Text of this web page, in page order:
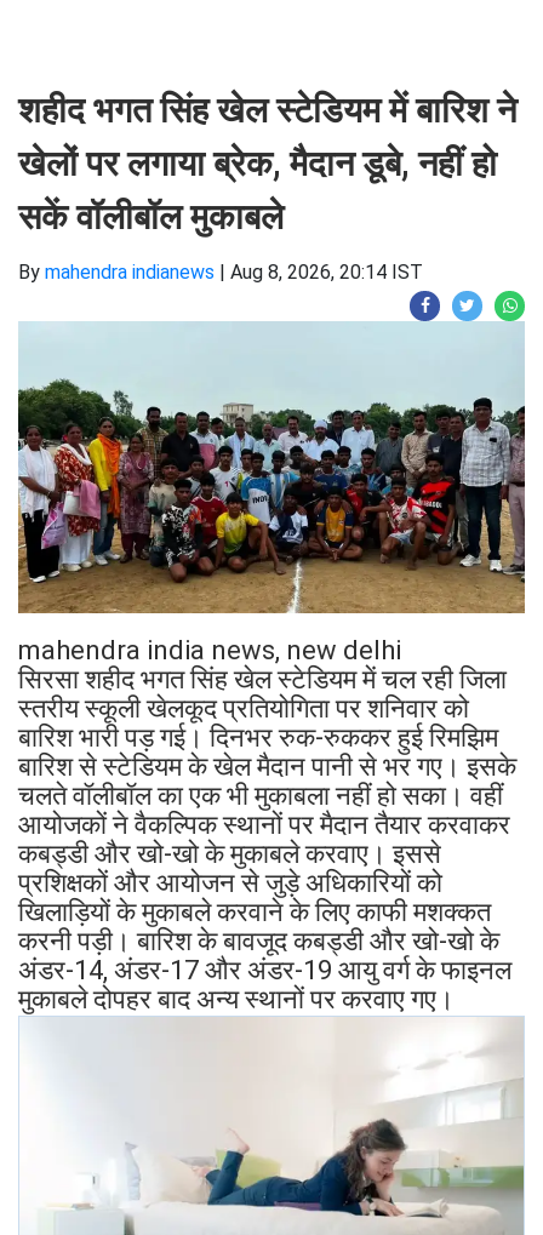
शहीद भगत सिंह खेल स्टेडियम में बारिश ने
खेलों पर लगाया ब्रेक, मैदान डूबे, नहीं हो
सकें वॉलीबॉल मुकाबले
By mahendra indianews Aug 8, 2026, 20:14 IST
mahendra india news, new delhi
सिरसा शहीद भगत सिंह खेल स्टेडियम में चल रही जिला
स्तरीय स्कूली खेलकूद प्रतियोगिता पर शनिवार को
बारिश भारी पड़ गई। दिनभर रुक-रुककर हुई रिमझिम
बारिश से स्टेडियम के खेल मैदान पानी से भर गए। इसके
चलते वॉलीबॉल का एक भी मुकाबला नहीं हो सका। वहीं
आयोजकों ने वैकल्पिक स्थानों पर मैदान तैयार करवाकर
कबड्डी और खो-खो के मुकाबले करवाए। इससे
प्रशिक्षकों और आयोजन से जुड़े अधिकारियों को
खिलाड़ियों के मुकाबले करवाने के लिए काफी मशक्कत
करनी पड़ी। बारिश के बावजूद कबड्डी और खो-खो के
अंडर-14, अंडर-17 और अंडर-19 आयु वर्ग के फाइनल
मुकाबले दोपहर बाद अन्य स्थानों पर करवाए गए।